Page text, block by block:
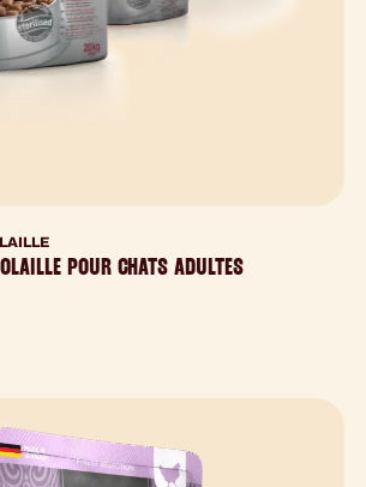
POUR CHATS ADULTES